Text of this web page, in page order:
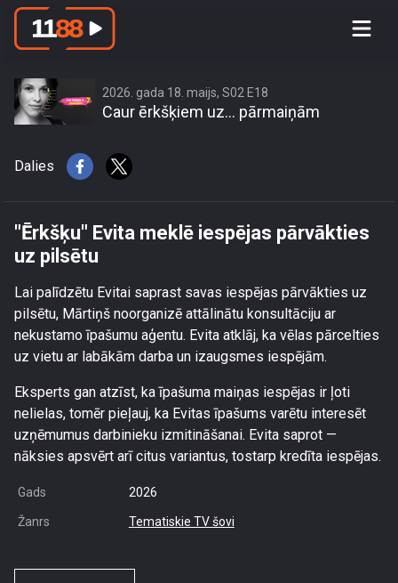
\"Ērkšķu\" Evita meklē iespējas
2026. gada 18. maijs, S02 E18
Caur ērkšķiem uz… pārmaiņām
Dalies
"Ērkšķu" Evita meklē iespējas pārvākties
uz pilsētu
Lai palīdzētu Evitai saprast savas iespējas pārvākties uz
pilsētu, Mārtiņš noorganizē attālinātu konsultāciju ar
nekustamo īpašumu aģentu. Evita atklāj, ka vēlas pārcelties
uz vietu ar labākām darba un izaugsmes iespējām.
Eksperts gan atzīst, ka īpašuma maiņas iespējas ir ļoti
nelielas, tomēr pieļauj, ka Evitas īpašums varētu interesēt
uzņēmumus darbinieku izmitināšanai. Evita saprot —
nāksies apsvērt arī citus variantus, tostarp kredīta iespējas.
Gads 2026
Žanrs Tematiskie TV šovi